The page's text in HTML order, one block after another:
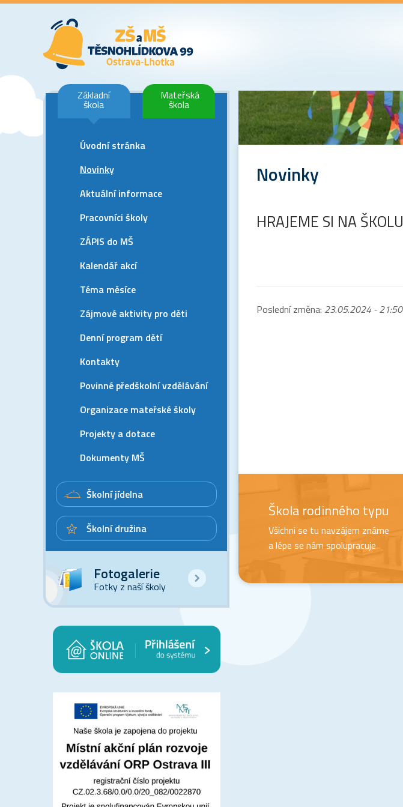
Základní
škola
Mateřská
škola
Úvodní stránka
Novinky
Aktuální informace
Pracovníci školy
ZÁPIS do MŠ
Kalendář akcí
Téma měsíce
Zájmové aktivity pro děti
Denní program dětí
Kontakty
Povinné předškolní vzdělávání
Organizace mateřské školy
Projekty a dotace
Dokumenty MŠ
Školní jídelna
Školní družina
Fotogalerie
Fotky z naší školy
Novinky
HRAJEME SI NA ŠKOLU
Poslední změna: 23.05.2024 - 21:50
Škola rodinného typu
Všichni se tu navzájem známe
a lépe se nám spolupracuje